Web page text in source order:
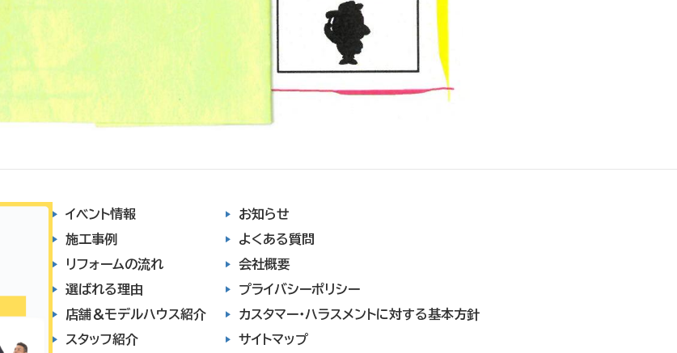
イベント情報
施工事例
リフォームの流れ
選ばれる理由
店舗＆モデルハウス紹介
スタッフ紹介
お知らせ
よくある質問
会社概要
プライバシーポリシー
カスタマー・ハラスメントに対する基本方針
サイトマップ